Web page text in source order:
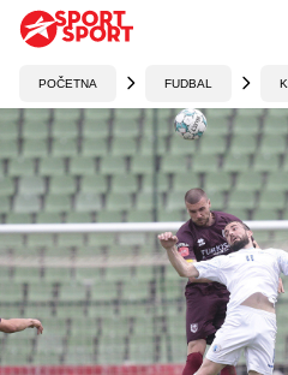
POČETNA FUDBAL